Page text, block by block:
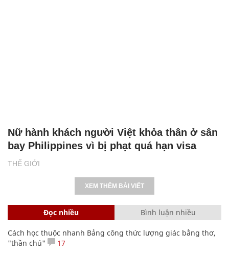
THẾ GIỚI
Nữ hành khách người Việt khỏa thân ở sân
bay Philippines vì bị phạt quá hạn visa
XEM THÊM BÀI VIẾT
Đọc nhiều Bình luận nhiều
Cách học thuộc nhanh Bảng công thức lượng giác bằng thơ,
"thần chú"
17